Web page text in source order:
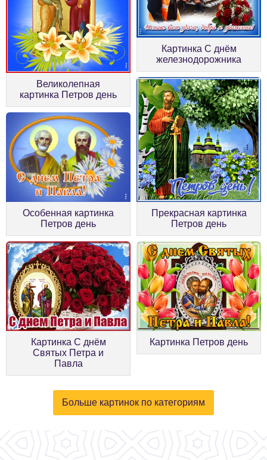
Великолепная
картинка Петров день
Картинка С днём
железнодорожника
Особенная картинка
Петров день
Прекрасная картинка
Петров день
Картинка С днём
Святых Петра и
Павла
Картинка Петров день
Больше картинок по категориям